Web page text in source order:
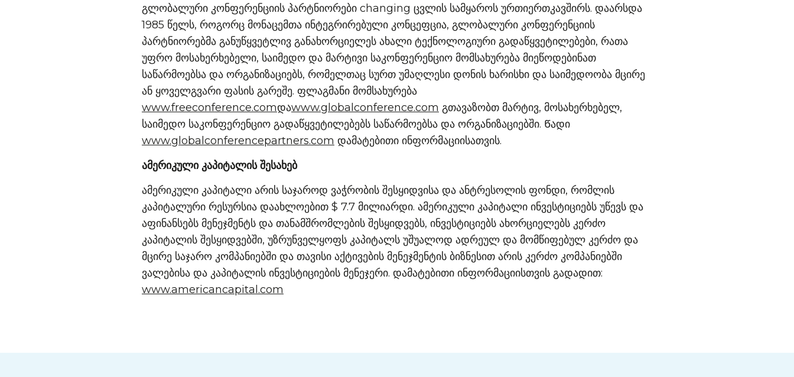
გლობალური კონფერენციის პარტნიორები changing ცვლის სამყაროს ურთიერთკავშირს. დაარსდა
1985 წელს, როგორც მონაცემთა ინტეგრირებული კონცეფცია, გლობალური კონფერენციის
პარტნიორებმა განუწყვეტლივ განახორციელეს ახალი ტექნოლოგიური გადაწყვეტილებები, რათა
უფრო მოსახერხებელი, საიმედო და მარტივი საკონფერენციო მომსახურება მიეწოდებინათ
საწარმოებსა და ორგანიზაციებს, რომელთაც სურთ უმაღლესი დონის ხარისხი და საიმედოობა მცირე
ან ყოველგვარი ფასის გარეშე. ფლაგმანი მომსახურება
www.freeconference.comდაwww.globalconference.com გთავაზობთ მარტივ, მოსახერხებელ,
საიმედო საკონფერენციო გადაწყვეტილებებს საწარმოებსა და ორგანიზაციებში. Წადი
www.globalconferencepartners.com დამატებითი ინფორმაციისათვის.
ამერიკული კაპიტალის შესახებ
ამერიკული კაპიტალი არის საჯაროდ ვაჭრობის შესყიდვისა და ანტრესოლის ფონდი, რომლის
კაპიტალური რესურსია დაახლოებით $ 7.7 მილიარდი. ამერიკული კაპიტალი ინვესტიციებს უწევს და
აფინანსებს მენეჯმენტს და თანამშრომლების შესყიდვებს, ინვესტიციებს ახორციელებს კერძო
კაპიტალის შესყიდვებში, უზრუნველყოფს კაპიტალს უშუალოდ ადრეულ და მომწიფებულ კერძო და
მცირე საჯარო კომპანიებში და თავისი აქტივების მენეჯმენტის ბიზნესით არის კერძო კომპანიებში
ვალებისა და კაპიტალის ინვესტიციების მენეჯერი. დამატებითი ინფორმაციისთვის გადადით:
www.americancapital.com